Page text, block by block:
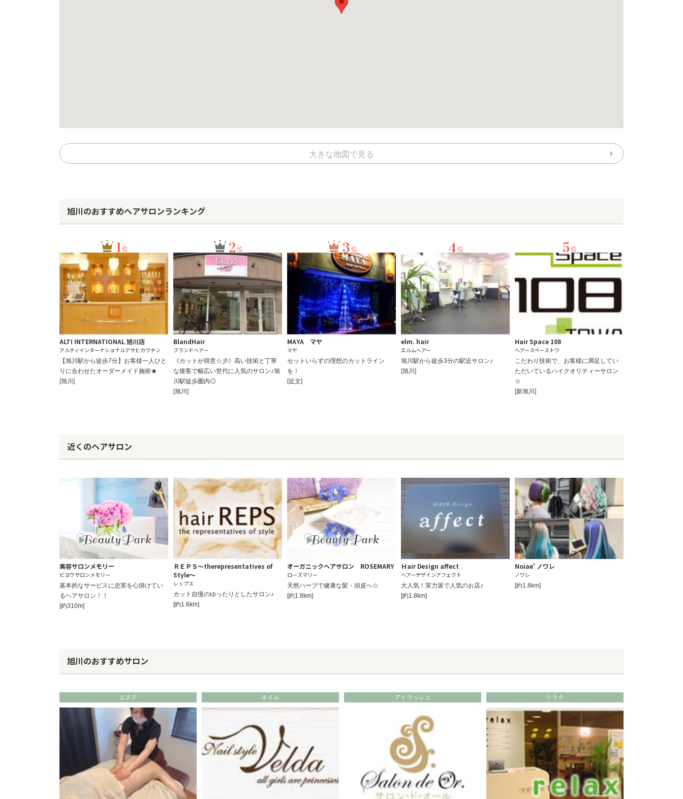
大きな地図で見る
旭川のおすすめヘアサロンランキング
1位
ALTI INTERNATIONAL 旭川店
アルティインターナショナルアサヒカワテン
【旭川駅から徒歩7分】お客様一人ひと
りに合わせたオーダーメイド施術★
[旭川]
2 位
BlandHair
ブランドヘアー
《カットが得意☆彡》高い技術と丁寧
な接客で幅広い世代に人気のサロン♪旭
川駅徒歩圏内◎
[旭川]
3 位
MAYA マヤ
マヤ
セットいらずの理想のカットライン
を！
[近文]
4位
elm. hair
エルムヘアー
旭川駅から徒歩3分の駅近サロン♪
[旭川]
5 位
Hair Space 108
ヘアースペーストワ
こだわり技術で、お客様に満足してい
ただいているハイクオリティーサロン
☆
[新旭川]
近くのヘアサロン
美容サロンメモリー
ビヨウサロンメモリー
基本的なサービスに忠実を心掛けてい
るヘアサロン！！
[約310m]
ＲＥＰＳ～therepresentatives of
Style～
レップス
カット自慢のゆったりとしたサロン♪
[約1.6km]
オーガニックヘアサロン ROSEMARY
ローズマリー
天然ハーブで健康な髪・頭皮へ☆
[約1.8km]
Ｈair Design affect
ヘアーデザインアフェクト
大人気！実力派で人気のお店♪
[約1.8km]
Noiae' ノワレ
ノワレ
[約1.8km]
旭川のおすすめサロン
エステ ネイル アイラッシュ リラク